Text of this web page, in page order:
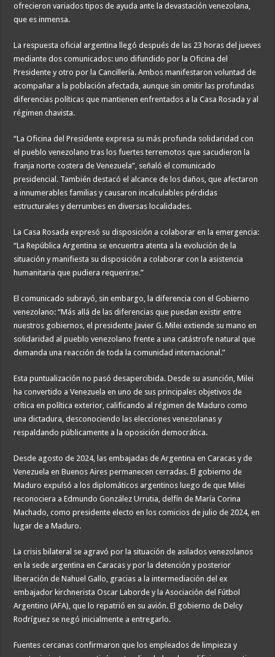
ofrecieron variados tipos de ayuda ante la devastación venezolana,
que es inmensa.
La respuesta oficial argentina llegó después de las 23 horas del jueves
mediante dos comunicados: uno difundido por la Oficina del
Presidente y otro por la Cancillería. Ambos manifestaron voluntad de
acompañar a la población afectada, aunque sin omitir las profundas
diferencias políticas que mantienen enfrentados a la Casa Rosada y al
régimen chavista.
“La Oficina del Presidente expresa su más profunda solidaridad con
el pueblo venezolano tras los fuertes terremotos que sacudieron la
franja norte costera de Venezuela”, señaló el comunicado
presidencial. También destacó el alcance de los daños, que afectaron
a innumerables familias y causaron incalculables pérdidas
estructurales y derrumbes en diversas localidades.
La Casa Rosada expresó su disposición a colaborar en la emergencia:
“La República Argentina se encuentra atenta a la evolución de la
situación y manifiesta su disposición a colaborar con la asistencia
humanitaria que pudiera requerirse.”
El comunicado subrayó, sin embargo, la diferencia con el Gobierno
venezolano: “Más allá de las diferencias que puedan existir entre
nuestros gobiernos, el presidente Javier G. Milei extiende su mano en
solidaridad al pueblo venezolano frente a una catástrofe natural que
demanda una reacción de toda la comunidad internacional.”
Esta puntualización no pasó desapercibida. Desde su asunción, Milei
ha convertido a Venezuela en uno de sus principales objetivos de
crítica en política exterior, calificando al régimen de Maduro como
una dictadura, desconociendo las elecciones venezolanas y
respaldando públicamente a la oposición democrática.
Desde agosto de 2024, las embajadas de Argentina en Caracas y de
Venezuela en Buenos Aires permanecen cerradas. El gobierno de
Maduro expulsó a los diplomáticos argentinos luego de que Milei
reconociera a Edmundo González Urrutia, delfín de María Corina
Machado, como presidente electo en los comicios de julio de 2024, en
lugar de a Maduro.
La crisis bilateral se agravó por la situación de asilados venezolanos
en la sede argentina en Caracas y por la detención y posterior
liberación de Nahuel Gallo, gracias a la intermediación del ex
embajador kirchnerista Oscar Laborde y la Asociación del Fútbol
Argentino (AFA), que lo repatrió en su avión. El gobierno de Delcy
Rodríguez se negó inicialmente a entregarlo.
Fuentes cercanas confirmaron que los empleados de limpieza y